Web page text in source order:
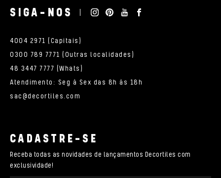
SIGA-NOS
4004 2971 (Capitais)
0300 789 7771 (Outras localidades)
48 3447 7777 (Whats)
Atendimento: Seg à Sex das 8h às 18h
sac@decortiles.com
CADASTRE-SE
Receba todas as novidades de lançamentos Decortiles com
exclusividade!